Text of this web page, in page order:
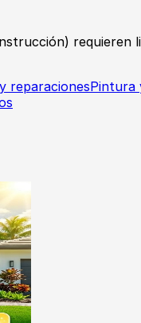
reparacionesPintura